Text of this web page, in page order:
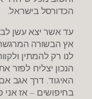
הכדורסל בישראל.
עד אשר יצא עשן
אץ הבשורה
לנו רק להמתין
הנכון יצליח לפזר
האיגוד. דרך אגב
בחיפושים – אז אני